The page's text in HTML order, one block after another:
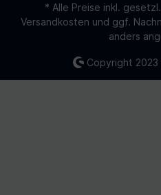
* Alle Preise inkl.
Versandkosten und ggf.
anders
Copyright 2023